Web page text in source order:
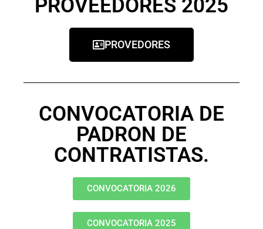
PROVEEDORES 2025
PROVEDORES
CONVOCATORIA DE
PADRON DE
CONTRATISTAS.
CONVOCATORIA 2026
CONVOCATORIA 2025